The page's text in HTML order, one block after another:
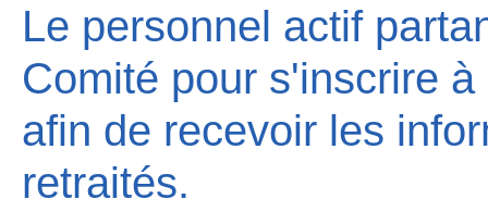
Le personnel actif
Comité pour s'inscrire
afin de recevoir les
retraités.